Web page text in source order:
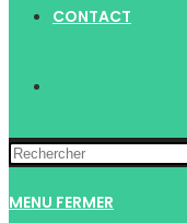
CONTACT
WEBSITE
MENU FERMER